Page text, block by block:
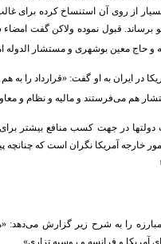
از روی آن استنساخ کرده برای
برساند. قبول نموده ولاکن گفت
و حاج معین بوشهری و مستشار الدوله
در ایران به او گفت: «قرارداد را به
هم می‌فرستند و مالیه و نظام و
دولتها در جهت کسب منافع بیشتر
آمریکا نگران است که چنانچه
مبارزه را به شرح زیر گزارش
آمریکا و فرانسه و روسیه تزاری».